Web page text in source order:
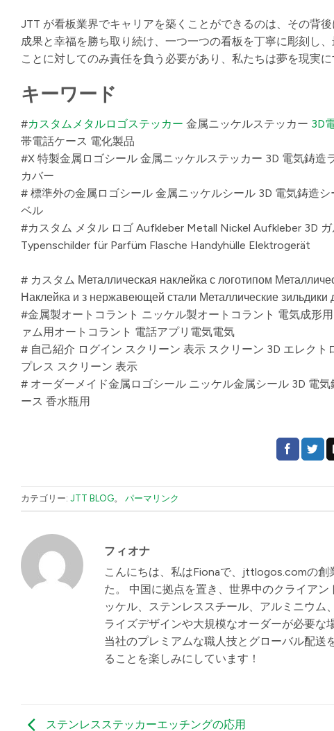
JTT が看板業界でキャリアを築くことができるのは、その背
成果と幸福を勝ち取り続け、一つ一つの看板を丁寧に彫刻し
ことに対してのみ責任を負う必要があり、私たちは夢を現実に
キーワード
#カスタムメタルロゴステッカー 金属ニッケルステッカー 3D
帯電話ケース 電化製品
#X 特製金属ロゴシール 金属ニッケルステッカー 3D 電気鋳
カバー
# 標準外の金属ロゴシール 金属ニッケルシール 3D 電気鋳造
ベル
#カスタム メタル ロゴ Aufkleber Metall Nickel Aufkleber 3D
Typenschilder für Parfüm Flasche Handyhülle Elektrogerät
# カスタム Металлическая наклейка с логотипом
Наклейка и з нержавеющей стали Металлические
#金属製オートコラント ニッケル製オートコラント 電気成形
ァム用オートコラント 電話アプリ電気電気
# 自己紹介 ログイン スクリーン 表示 スクリーン 3D エレク
プレス スクリーン 表示
# オーダーメイド金属ロゴシール ニッケル金属シール 3D 電
ース 香水瓶用
カテゴリー: JTT BLOG。 パーマリンク
フィオナ
こんにちは、私はFionaで、jttlogos.comの
た。 中国に拠点を置き、世界中のクライア
ッケル、ステンレススチール、アルミニウム
ライズデザインや大規模なオーダーが必要な
当社のプレミアムな職人技とグローバル配送
ることを楽しみにしています！
ステンレスステッカーエッチングの応用